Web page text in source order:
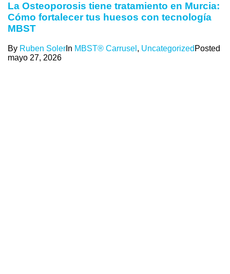
La Osteoporosis tiene tratamiento en Murcia:
Cómo fortalecer tus huesos con tecnología
MBST
By Ruben Soler In MBST® Carrusel , Uncategorized Posted
mayo 27, 2026